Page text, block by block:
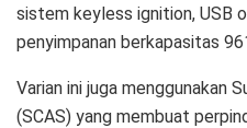
sistem keyless ignition, USB
penyimpanan berkapasitas
Varian ini juga menggunakan
(SCAS) yang membuat